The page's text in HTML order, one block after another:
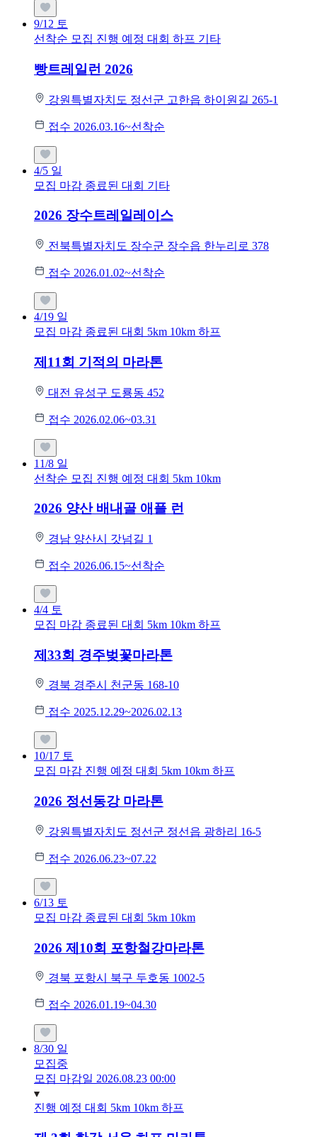
9/12 토
선착순 모집 진행 예정 대회 하프 기타
빵트레일런 2026
강원특별자치도 정선군 고한읍 하이원길 265-1
접수 2026.03.16~선착순
4/5 일
모집 마감 종료된 대회 기타
2026 장수트레일레이스
전북특별자치도 장수군 장수읍 한누리로 378
접수 2026.01.02~선착순
4/19 일
모집 마감 종료된 대회 5km 10km 하프
제11회 기적의 마라톤
대전 유성구 도룡동 452
접수 2026.02.06~03.31
11/8 일
선착순 모집 진행 예정 대회 5km 10km
2026 양산 배내골 애플 런
경남 양산시 갓넘길 1
접수 2026.06.15~선착순
4/4 토
모집 마감 종료된 대회 5km 10km 하프
제33회 경주벚꽃마라톤
경북 경주시 천군동 168-10
접수 2025.12.29~2026.02.13
10/17 토
모집 마감 진행 예정 대회 5km 10km 하프
2026 정선동강 마라톤
강원특별자치도 정선군 정선읍 광하리 16-5
접수 2026.06.23~07.22
6/13 토
모집 마감 종료된 대회 5km 10km
2026 제10회 포항철강마라톤
경북 포항시 북구 두호동 1002-5
접수 2026.01.19~04.30
8/30 일
모집중
모집 마감일 2026.08.23 00:00
진행 예정 대회 5km 10km 하프